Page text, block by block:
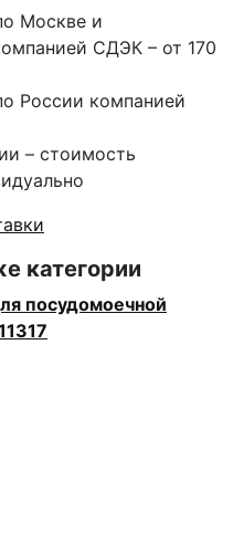
Москве и
СДЭК – от 170
России компанией
– стоимость
категории
посудомоечной